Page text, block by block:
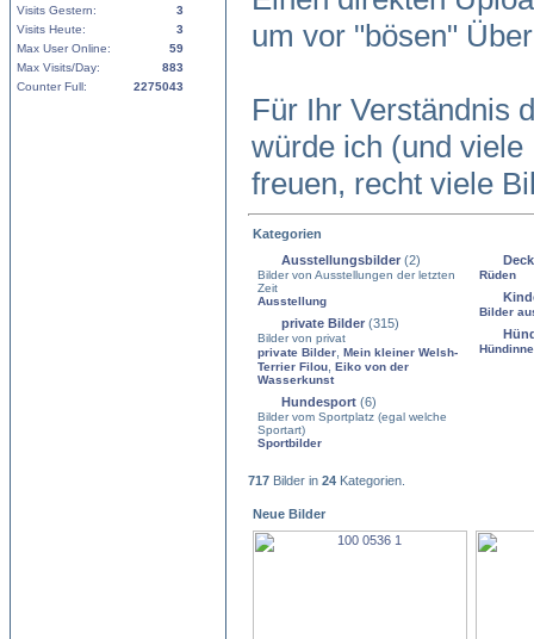
Visits Gestern:
3
Visits Heute:
3
Max User Online:
59
Max Visits/Day:
883
Counter Full:
2275043
um vor "bösen"
Für Ihr Verständnis
würde ich (und
freuen, recht viele
Kategorien
Ausstellungsbilder (2)
Bilder von Ausstellungen der letzten
Zeit
Ausstellung
private Bilder (315)
Bilder von privat
private Bilder Mein kleiner Welsh-
Terrier Filou Eiko von der
Wasserkunst
Hundesport (6)
Bilder vom Sportplatz (egal welche
Sportart)
Sportbilder
Rüden
Bilder
717 Bilder in 24 Kategorien.
Neue Bilder